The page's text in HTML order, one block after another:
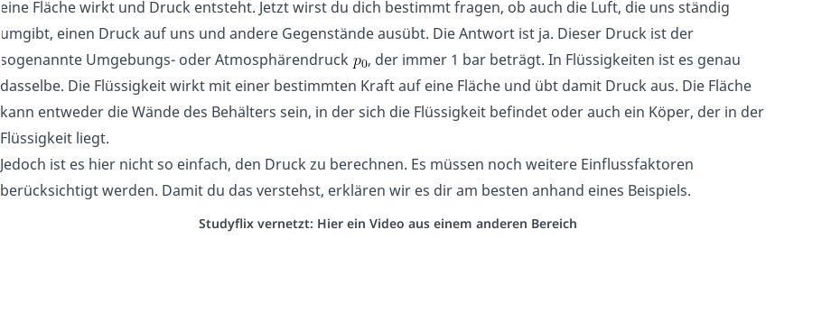
eine Fläche wirkt und Druck entsteht. Jetzt wirst du dich bestimmt fragen, ob auch die Luft, die uns ständig
umgibt, einen Druck auf uns und andere Gegenstände ausübt. Die Antwort ist ja. Dieser Druck ist der
sogenannte Umgebungs- oder Atmosphärendruck
, der immer 1 bar beträgt. In Flüssigkeiten ist es genau
dasselbe. Die Flüssigkeit wirkt mit einer bestimmten Kraft auf eine Fläche und übt damit Druck aus. Die Fläche
kann entweder die Wände des Behälters sein, in der sich die Flüssigkeit befindet oder auch ein Köper, der in der
Flüssigkeit liegt.
Jedoch ist es hier nicht so einfach, den Druck zu berechnen. Es müssen noch weitere Einflussfaktoren
berücksichtigt werden. Damit du das verstehst, erklären wir es dir am besten anhand eines Beispiels.
Studyflix vernetzt: Hier ein Video aus einem anderen Bereich